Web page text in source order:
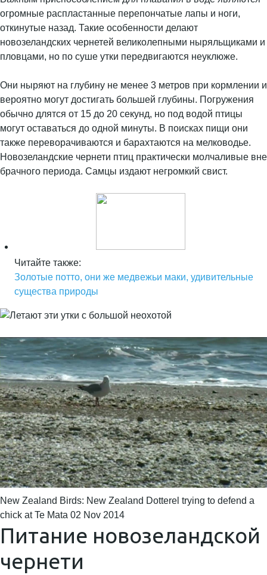
огромные распластанные перепончатые лапы и ноги,
откинутые назад. Такие особенности делают
новозеландских чернетей великолепными ныряльщиками и
пловцами, но по суше утки передвигаются неуклюже.
Они ныряют на глубину не менее 3 метров при кормлении и
вероятно могут достигать большей глубины. Погружения
обычно длятся от 15 до 20 секунд, но под водой птицы
могут оставаться до одной минуты. В поисках пищи они
также переворачиваются и барахтаются на мелководье.
Новозеландские чернети птиц практически молчаливые вне
брачного периода. Самцы издают негромкий свист.
Читайте также:
Золотые потто, они же медвежьи маки, удивительные
существа природы
New Zealand Birds: New Zealand Dotterel trying to defend a
chick at Te Mata 02 Nov 2014
Питание новозеландской
чернети